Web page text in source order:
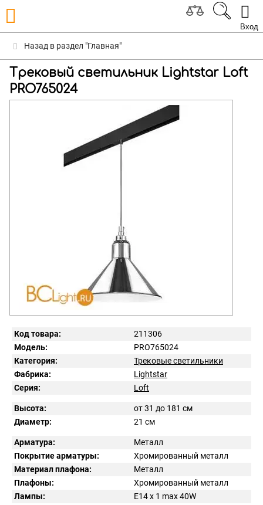
Вход
Назад в раздел "Главная"
Трековый светильник Lightstar Loft
PRO765024
Код товара:
211306
Модель:
PRO765024
Категория:
Трековые светильники
Фабрика:
Lightstar
Серия:
Loft
Высота:
от 31 до 181 см
Диаметр:
21 см
Арматура:
Металл
Покрытие арматуры:
Хромированный металл
Материал плафона:
Металл
Плафоны:
Хромированный металл
Лампы:
E14 x 1 max 40W